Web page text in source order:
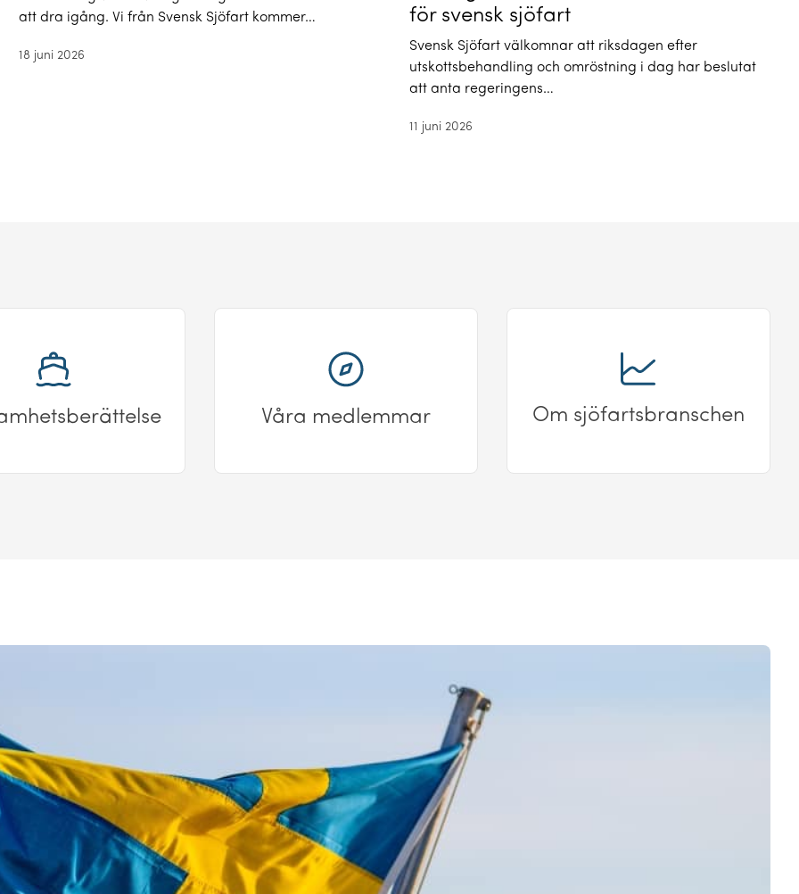
att dra igång. Vi från Svensk Sjöfart kommer…
18 juni 2026
för svensk sjöfart
Svensk Sjöfart välkomnar att riksdagen efter
utskottsbehandling och omröstning i dag har beslutat
att anta regeringens…
11 juni 2026
Våra medlemmar Om sjöfartsbranschen